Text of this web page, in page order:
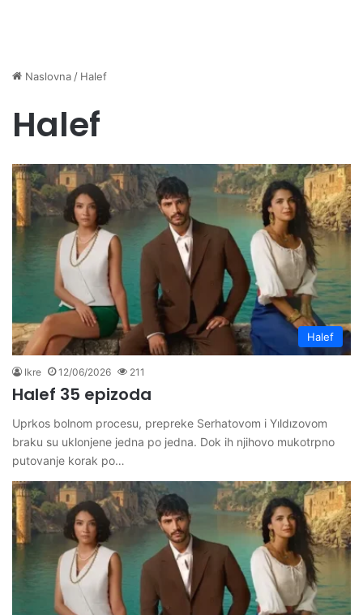
Naslovna / Halef
Halef
Halef
Ikre 12/06/2026 211
Halef 35 epizoda
Uprkos bolnom procesu, prepreke Serhatovom i Yıldızovom
braku su uklonjene jedna po jedna. Dok ih njihovo mukotrpno
putovanje korak po…